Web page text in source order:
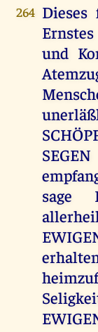
264
und
sage